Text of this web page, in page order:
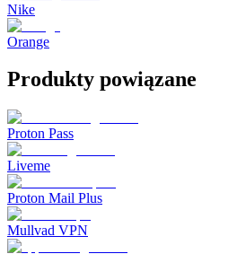
Nike
Orange
Produkty powiązane
Proton Pass
Liveme
Proton Mail Plus
Mullvad VPN